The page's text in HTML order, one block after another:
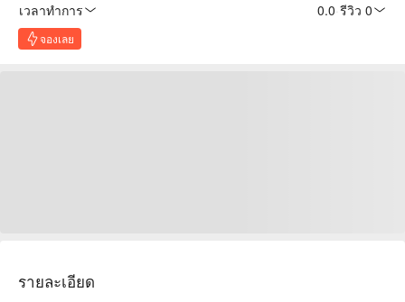
เวลาทำการ
0.0 รีวิว 0
จองเลย
รายละเอียด